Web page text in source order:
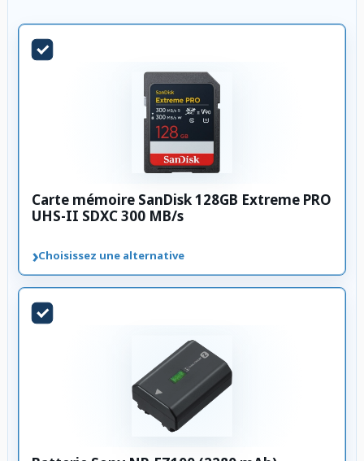
Carte mémoire SanDisk 128GB Extreme PRO
UHS-II SDXC 300 MB/s
›Choisissez une alternative